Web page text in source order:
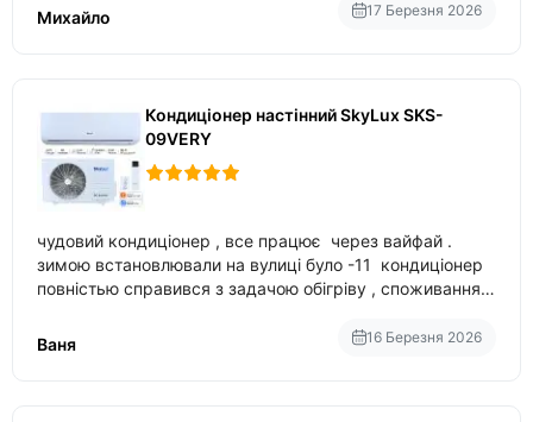
Михайло 17 Березня 2026
Кондиціонер настінний SkyLux SKS-
09VERY
чудовий кондиціонер , все працює через вайфай .
зимою встановлювали на вулиці було -11 кондиціонер
повністью справився з задачою обігріву , споживання
температури
Ваня 16 Березня 2026